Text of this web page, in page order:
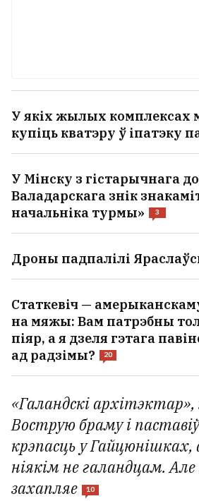
У якіх жылых комплексах
купіць кватэру ў іпатэку
У Мінску з гістарычнага
Валадарскага знік
начальніка турмы»
3
Дроны падпалілі
Статкевіч —
на мяжы: Вам патрэбны
піяр, а я дзеля гэтага
ад радзімы?
20
«Галандскі архітэктар»,
Вострую браму і
крэпасць у Гайцюнішках,
ніякім не галандцам.
захапляе
10